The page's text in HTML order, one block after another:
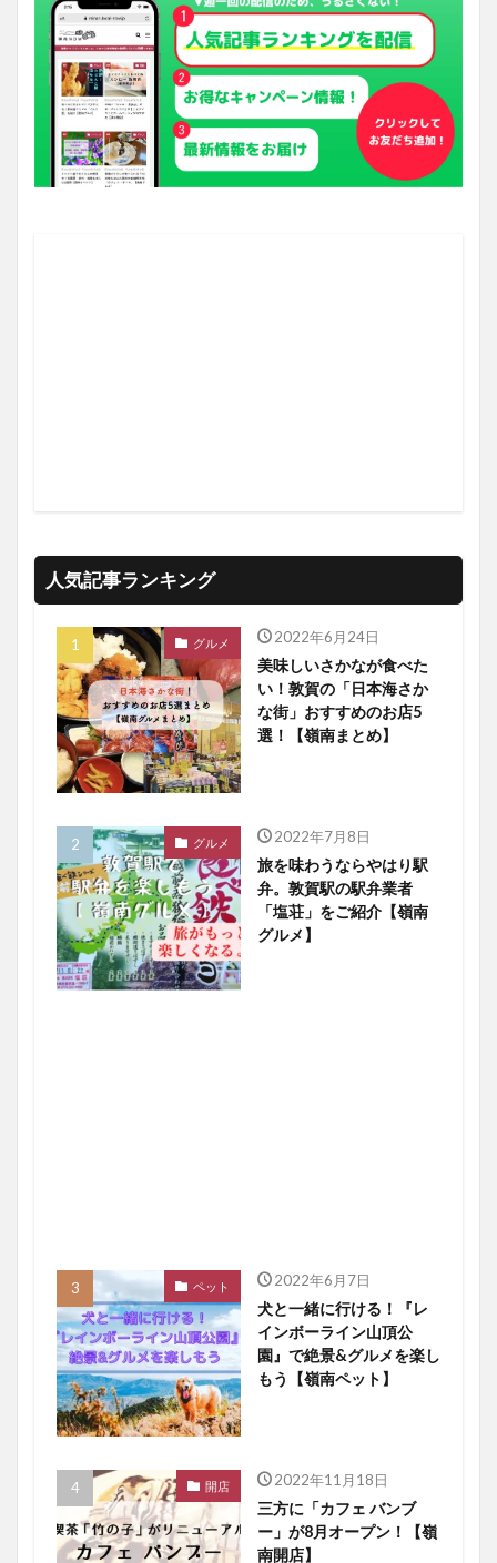
人気記事ランキング
グルメ 2022年6月24日
美味しいさかなが食べた
い！敦賀の「日本海さか
な街」おすすめのお店5
選！【嶺南まとめ】
グルメ 2022年7月8日
旅を味わうならやはり駅
弁。敦賀駅の駅弁業者
「塩荘」をご紹介【嶺南
グルメ】
ペット 2022年6月7日
犬と一緒に行ける！『レ
インボーライン山頂公
園』で絶景&グルメを楽し
もう【嶺南ペット】
開店 2022年11月18日
三方に「カフェ バンブ
ー」が8月オープン！【嶺
南開店】